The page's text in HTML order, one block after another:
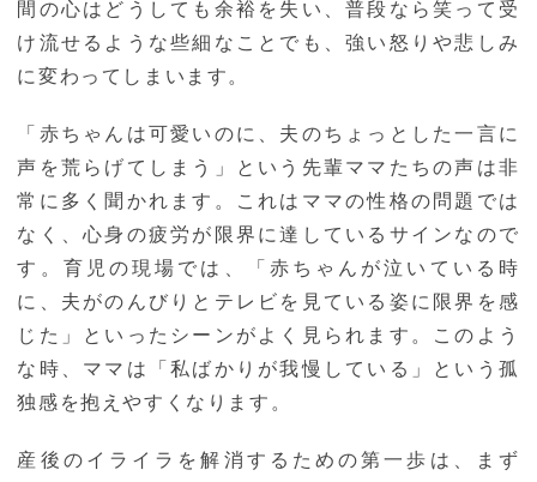
間の心はどうしても余裕を失い、普段なら笑って受
け流せるような些細なことでも、強い怒りや悲しみ
に変わってしまいます。
「赤ちゃんは可愛いのに、夫のちょっとした一言に
声を荒らげてしまう」という先輩ママたちの声は非
常に多く聞かれます。これはママの性格の問題では
なく、心身の疲労が限界に達しているサインなので
す。育児の現場では、「赤ちゃんが泣いている時
に、夫がのんびりとテレビを見ている姿に限界を感
じた」といったシーンがよく見られます。このよう
な時、ママは「私ばかりが我慢している」という孤
独感を抱えやすくなります。
産後のイライラを解消するための第一歩は、まず